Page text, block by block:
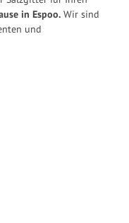
in Espoo. Wir sind
und